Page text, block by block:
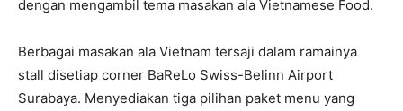
dengan mengambil tema masakan ala Vietnamese Food.
Berbagai masakan ala Vietnam tersaji dalam ramainya
stall disetiap corner BaReLo Swiss-Belinn Airport
Surabaya. Menyediakan tiga pilihan paket menu yang